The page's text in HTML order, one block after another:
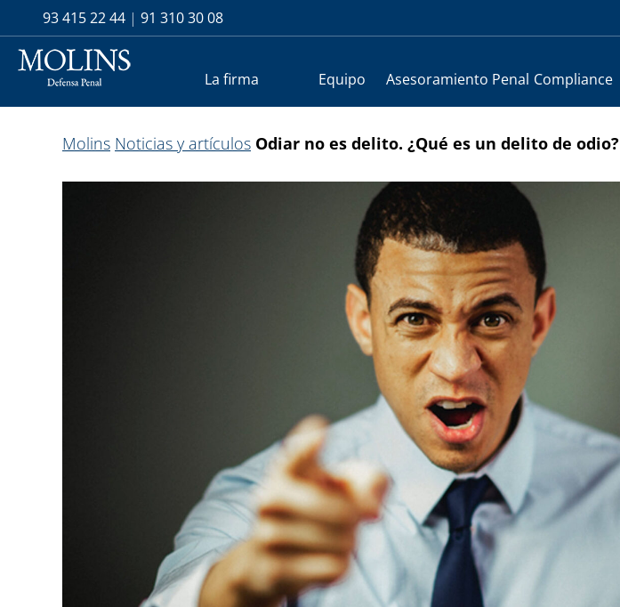
93 415 22 44 | 91 310 30 08
La firma Equipo Asesoramiento Penal Compliance
Molins Noticias y artículos Odiar no es delito. ¿Qué es un delito de odio?